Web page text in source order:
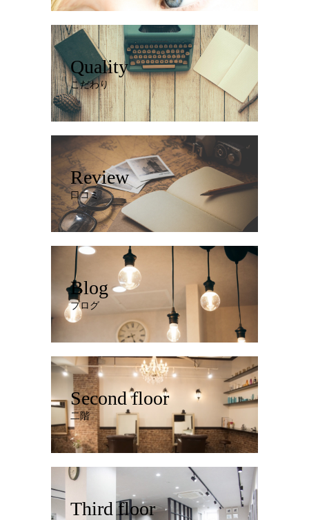
Quality
こだわり
Review
口コミ
Blog
ブログ
Second floor
二階
Third floor